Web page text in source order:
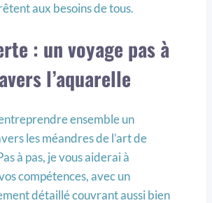
aux besoins de tous.
: un voyage pas à
l’aquarelle
ensemble un
les méandres de l’art de
à pas, je vous aiderai à
compétences, avec un
détaillé couvrant aussi bien